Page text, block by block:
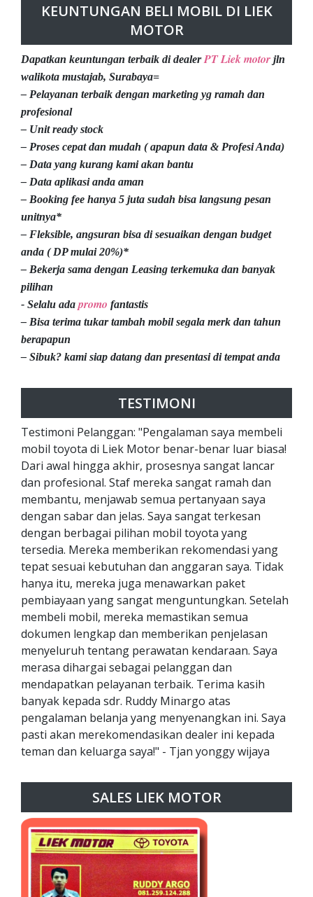
KEUNTUNGAN BELI MOBIL DI LIEK
MOTOR
Dapatkan keuntungan terbaik di dealerPT Liek motor jln
walikota mustajab, Surabaya=
– Pelayanan terbaik dengan marketing yg ramah dan
profesional
– Unit ready stock
– Proses cepat dan mudah ( apapun data & Profesi Anda)
– Data yang kurang kami akan bantu
– Data aplikasi anda aman
– Booking fee hanya 5 juta sudah bisa langsung pesan
unitnya*
– Fleksible, angsuran bisa di sesuaikan dengan budget
anda ( DP mulai 20%)*
– Bekerja sama dengan Leasing terkemuka dan banyak
pilihan
- Selalu ada promo fantastis
– Bisa terima tukar tambah mobil segala merk dan tahun
berapapun
– Sibuk? kami siap datang dan presentasi di tempat anda
TESTIMONI
Testimoni Pelanggan: "Pengalaman saya membeli
mobil toyota di Liek Motor benar-benar luar biasa!
Dari awal hingga akhir, prosesnya sangat lancar
dan profesional. Staf mereka sangat ramah dan
membantu, menjawab semua pertanyaan saya
dengan sabar dan jelas. Saya sangat terkesan
dengan berbagai pilihan mobil toyota yang
tersedia. Mereka memberikan rekomendasi yang
tepat sesuai kebutuhan dan anggaran saya. Tidak
hanya itu, mereka juga menawarkan paket
pembiayaan yang sangat menguntungkan. Setelah
membeli mobil, mereka memastikan semua
dokumen lengkap dan memberikan penjelasan
menyeluruh tentang perawatan kendaraan. Saya
merasa dihargai sebagai pelanggan dan
mendapatkan pelayanan terbaik. Terima kasih
banyak kepada sdr. Ruddy Minargo atas
pengalaman belanja yang menyenangkan ini. Saya
pasti akan merekomendasikan dealer ini kepada
teman dan keluarga saya!" - Tjan yonggy wijaya
SALES LIEK MOTOR